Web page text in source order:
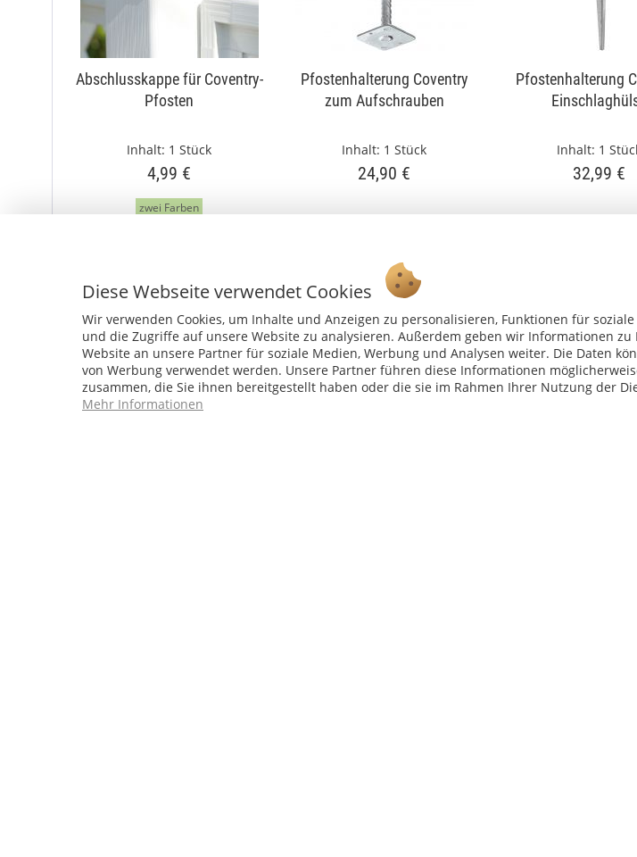
Abschlusskappe für Coventry-
Pfosten
Inhalt: 1 Stück
4,99 €
zwei Farben
Pfostenhalterung Coventry
zum Aufschrauben
Inhalt: 1 Stück
24,90 €
Pfostenhalterung
Inhalt: 1
32,99 €
Ab 75 €
Diese Webseite verwendet Cookies
Wir verwenden Cookies, um Inhalte und Anzeigen zu personalisieren, Funktionen für
und die Zugriffe auf unsere Website zu analysieren. Außerdem geben wir Informationen
Website an unsere Partner für soziale Medien, Werbung und Analysen weiter. Die Daten
von Werbung verwendet werden. Unsere Partner führen diese Informationen
zusammen, die Sie ihnen bereitgestellt haben oder die sie im Rahmen Ihrer Nutzung der
Mehr Informationen